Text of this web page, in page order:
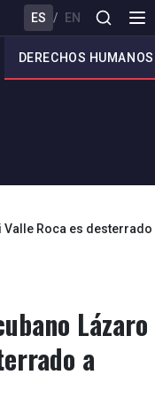
ES / EN
DERECHOS HUMANOS
Roca es desterrado
Lázaro
a